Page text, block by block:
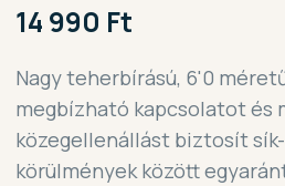
14 990 Ft
Nagy teherbírású, 6'0
megbízható kapcsolatot és
közegellenállást biztosít
körülmények között